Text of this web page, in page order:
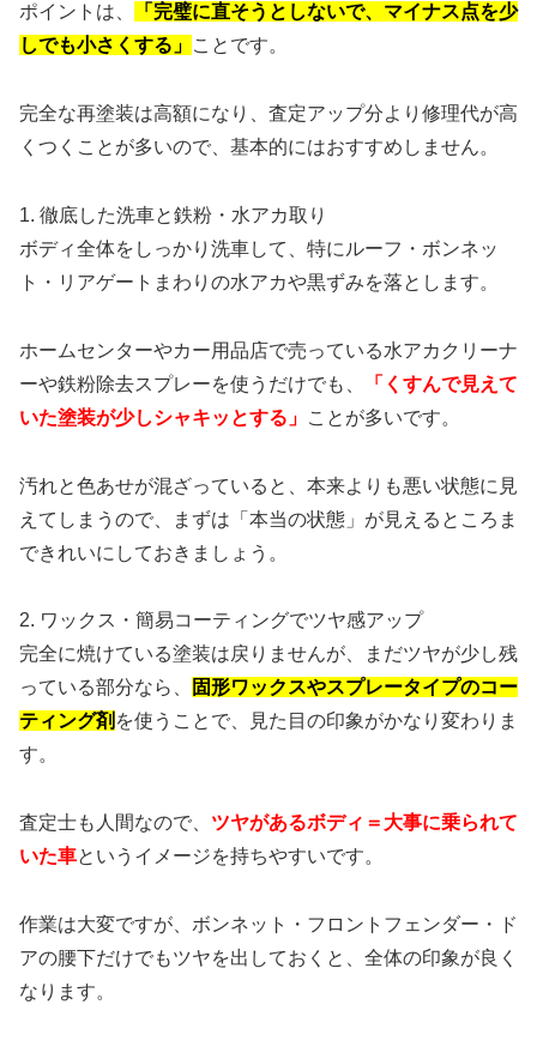
ポイントは、
「完璧に直そうとしないで、マイナス点を少
しでも小さくする」 ことです。
完全な再塗装は高額になり、査定アップ分より修理代が高
くつくことが多いので、基本的にはおすすめしません。
1. 徹底した洗車と鉄粉・水アカ取り
ボディ全体をしっかり洗車して、特にルーフ・ボンネッ
ト・リアゲートまわりの水アカや黒ずみを落とします。
ホームセンターやカー用品店で売っている水アカクリーナ
ーや鉄粉除去スプレーを使うだけでも、
「くすんで見えて
いた塗装が少しシャキッとする」 ことが多いです。
汚れと色あせが混ざっていると、本来よりも悪い状態に見
えてしまうので、まずは「本当の状態」が見えるところま
できれいにしておきましょう。
2. ワックス・簡易コーティングでツヤ感アップ
完全に焼けている塗装は戻りませんが、まだツヤが少し残
っている部分なら、
固形ワックスやスプレータイプのコー
ティング剤 を使うことで、見た目の印象がかなり変わりま
す。
査定士も人間なので、 ツヤがあるボディ＝大事に乗られて
いた車というイメージを持ちやすいです。
作業は大変ですが、ボンネット・フロントフェンダー・ド
アの腰下だけでもツヤを出しておくと、全体の印象が良く
なります。